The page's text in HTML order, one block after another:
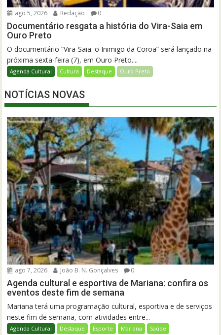
ago 5, 2026 Redação 0
Documentário resgata a história do Vira-Saia em
Ouro Preto
O documentário “Vira-Saia: o Inimigo da Coroa” será lançado na
próxima sexta-feira (7), em Ouro Preto....
Agenda Cultural Cultura Destaque Ouro Preto
NOTÍCIAS NOVAS
ago 7, 2026 João B. N. Gonçalves 0
Agenda cultural e esportiva de Mariana: confira os
eventos deste fim de semana
Mariana terá uma programação cultural, esportiva e de serviços
neste fim de semana, com atividades entre...
Agenda Cultural Destaque Esporte Mariana Saúde